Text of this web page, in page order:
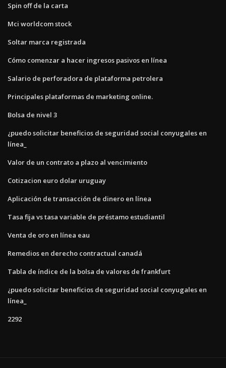
Spin off de la carta
Mci worldcom stock
Soltar marca registrada
Cómo comenzar a hacer ingresos pasivos en línea
Salario de perforadora de plataforma petrolera
Principales plataformas de marketing online.
Bolsa de nivel 3
¿puedo solicitar beneficios de seguridad social conyugales en
línea_
Valor de un contrato a plazo al vencimiento
Cotizacion euro dolar uruguay
Aplicación de transacción de dinero en línea
Tasa fija vs tasa variable de préstamo estudiantil
Venta de oro en línea eau
Remedios en derecho contractual canadá
Tabla de índice de la bolsa de valores de frankfurt
¿puedo solicitar beneficios de seguridad social conyugales en
línea_
2292